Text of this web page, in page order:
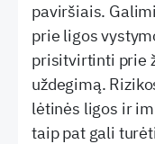
paviršiais.
prie ligos
prisitvirtinti prie
uždegimą.
lėtinės ligos ir
taip pat gali